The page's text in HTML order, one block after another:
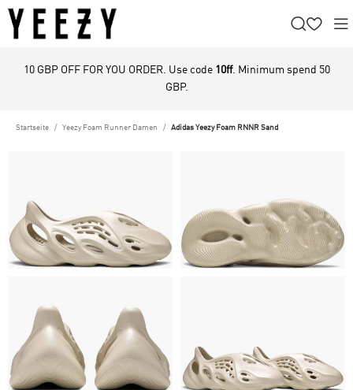
10 GBP OFF FOR YOU ORDER. Use code 10ff. Minimum spend 50
GBP.
Startseite Yeezy Foam Runner Damen Adidas Yeezy Foam RNNR Sand